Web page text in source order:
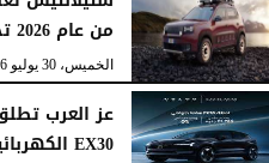
من عام 2026 تحسّن سنوي...
الخميس، 30 يوليو 2026
EX30 الكهربائية بتسهيلات تمويل تبدأ...